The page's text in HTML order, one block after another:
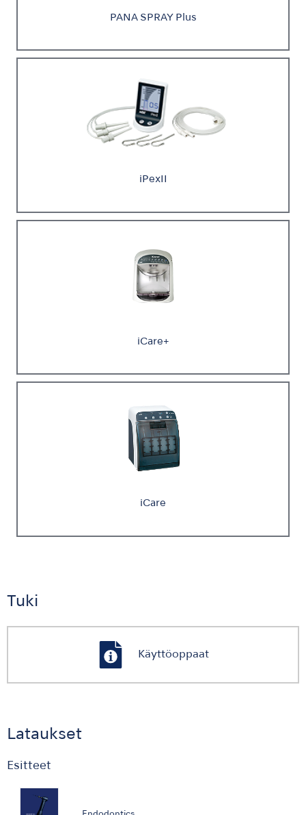
PANA SPRAY Plus
iPexII
iCare+
iCare
Tuki
Käyttöoppaat
Lataukset
Esitteet